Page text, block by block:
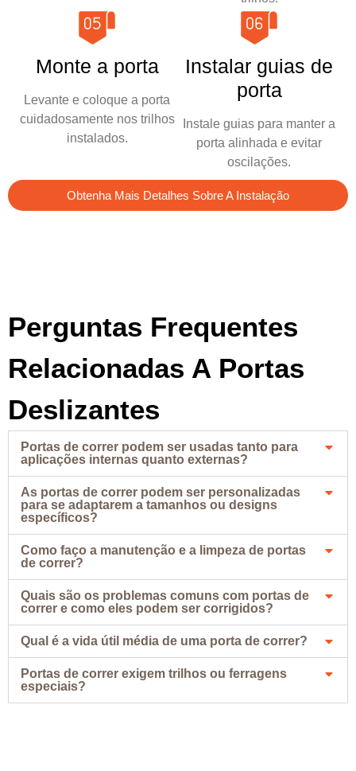
Monte a porta
Levante e coloque a porta
cuidadosamente nos trilhos
instalados.
Instalar guias de
porta
Instale guias para manter a
porta alinhada e evitar
oscilações.
Obtenha Mais Detalhes Sobre A Instalação
Perguntas Frequentes
Relacionadas A Portas
Deslizantes
Portas de correr podem ser usadas tanto para
aplicações internas quanto externas?
As portas de correr podem ser personalizadas
para se adaptarem a tamanhos ou designs
específicos?
Como faço a manutenção e a limpeza de portas
de correr?
Quais são os problemas comuns com portas de
correr e como eles podem ser corrigidos?
Qual é a vida útil média de uma porta de correr?
Portas de correr exigem trilhos ou ferragens
especiais?